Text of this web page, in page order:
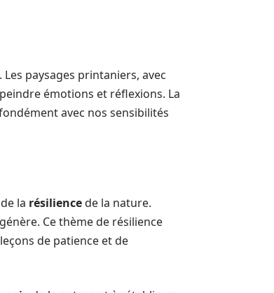
. Les paysages printaniers, avec
émotions et réflexions. La
avec nos sensibilités
la résiliencede la nature.
Ce thème de résilience
de patience et de